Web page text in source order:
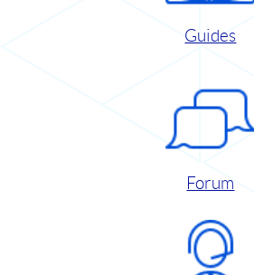
Guides
Forum